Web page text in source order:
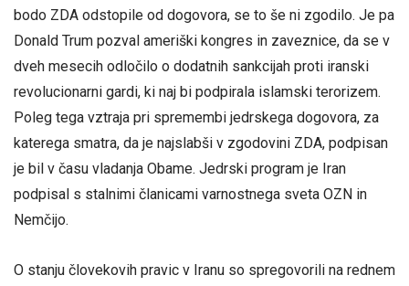
bodo ZDA odstopile od dogovora, se to še ni zgodilo. Je pa
Donald Trum pozval ameriški kongres in zaveznice, da se v
dveh mesecih odločilo o dodatnih sankcijah proti iranski
revolucionarni gardi, ki naj bi podpirala islamski terorizem.
Poleg tega vztraja pri spremembi jedrskega dogovora, za
katerega smatra, da je najslabši v zgodovini ZDA, podpisan
je bil v času vladanja Obame. Jedrski program je Iran
podpisal s stalnimi članicami varnostnega sveta OZN in
Nemčijo.
O stanju človekovih pravic v Iranu so spregovorili na rednem